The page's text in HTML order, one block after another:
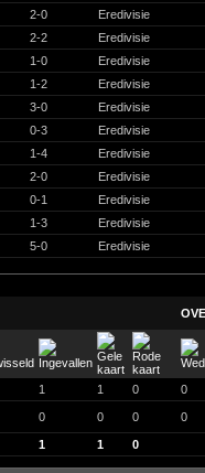
2-0
Eredivisie
2-2
Eredivisie
1-0
Eredivisie
1-2
Eredivisie
3-0
Eredivisie
0-3
Eredivisie
1-4
Eredivisie
2-0
Eredivisie
0-1
Eredivisie
1-3
Eredivisie
5-0 Eredivisie
1 1 0
0
0 0 0 0
1 1 0